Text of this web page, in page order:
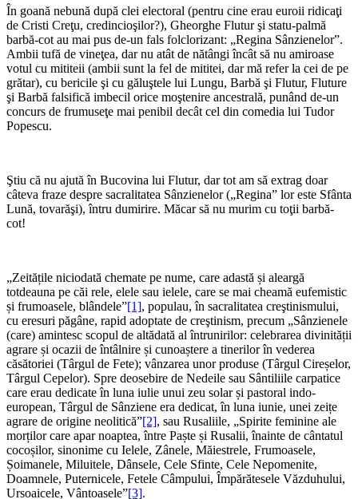
În goană nebună după clei electoral (pentru cine erau euroii ridicaţi
de Cristi Creţu, credincioşilor?), Gheorghe Flutur şi statu-palmă
barbă-cot au mai pus de-un fals folclorizant: „Regina Sânzienelor”.
Ambii tufă de vineţea, dar nu atât de nătângi încât să nu amiroase
votul cu mititeii (ambii sunt la fel de mititei, dar mă refer la cei de pe
grătar), cu bericile şi cu găluştele lui Lungu, Barbă şi Flutur, Fluture
şi Barbă falsifică imbecil orice moştenire ancestrală, punând de-un
concurs de frumuseţe mai penibil decât cel din comedia lui Tudor
Popescu.
Ştiu că nu ajută în Bucovina lui Flutur, dar tot am să extrag doar
câteva fraze despre sacralitatea Sânzienelor („Regina” lor este Sfânta
Lună, tovarăşi), întru dumirire. Măcar să nu murim cu toţii barbă-
cot!
„Zeitățile niciodată chemate pe nume, care adastă și aleargă
totdeauna pe căi rele, elele sau ielele, care se mai cheamă eufemistic
și frumoasele, blândele”[1], populau, în sacralitatea creştinismului,
cu eresuri păgâne, rapid adoptate de creştinism, precum „Sânzienele
(care) amintesc scopul de altădată al întrunirilor: celebrarea divinității
agrare și ocazii de întâlnire și cunoaștere a tinerilor în vederea
căsătoriei (Târgul de Fete); vânzarea unor produse (Târgul Cireșelor,
Târgul Cepelor). Spre deosebire de Nedeile sau Sântiliile carpatice
care erau dedicate în luna iulie unui zeu solar și pastoral indo-
european, Târgul de Sânziene era dedicat, în luna iunie, unei zeițe
agrare de origine neolitică”[2], sau Rusaliile, „Spirite feminine ale
morților care apar noaptea, între Paște și Rusalii, înainte de cântatul
cocoșilor, sinonime cu Ielele, Zânele, Măiestrele, Frumoasele,
Șoimanele, Miluitele, Dânsele, Cele Sfinte, Cele Nepomenite,
Doamnele, Puternicele, Fetele Câmpului, Împărătesele Văzduhului,
Ursoaicele, Vântoasele”[3].